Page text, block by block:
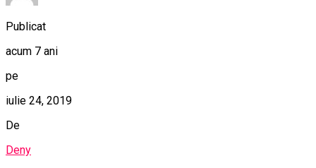
Publicat
acum 7 ani
pe
iulie 24, 2019
De
Deny